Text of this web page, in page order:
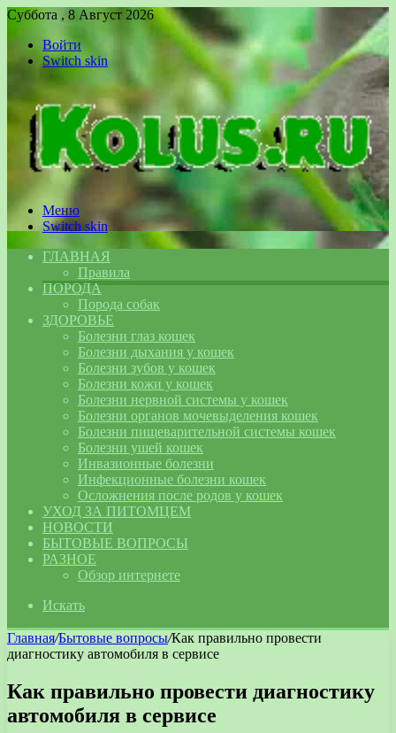
Суббота , 8 Август 2026
Войти
Switch skin
Меню
Switch skin
ГЛАВНАЯ
Правила
ПОРОДА
Порода собак
ЗДОРОВЬЕ
Болезни глаз кошек
Болезни дыхания у кошек
Болезни зубов у кошек
Болезни кожи у кошек
Болезни нервной системы у кошек
Болезни органов мочевыделения кошек
Болезни пищеварительной системы кошек
Болезни ушей кошек
Инвазионные болезни
Инфекционные болезни кошек
Осложнения после родов у кошек
УХОД ЗА ПИТОМЦЕМ
НОВОСТИ
БЫТОВЫЕ ВОПРОСЫ
РАЗНОЕ
Обзор интернете
Искать
Главная/Бытовые вопросы/Как правильно провести
диагностику автомобиля в сервисе
Как правильно провести диагностику
автомобиля в сервисе